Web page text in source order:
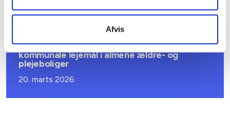
Afvis
Sundhedsreformens konsekvenser for
kommunale lejemål i almene ældre- og
plejeboliger
20. marts 2026